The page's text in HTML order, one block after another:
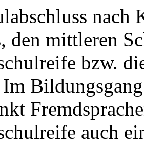
nach
den mittleren
bzw.
auch